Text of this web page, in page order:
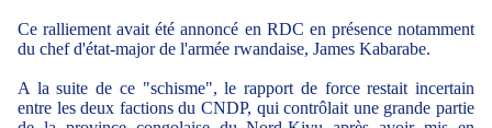
Ce ralliement avait été annoncé en RDC en présence notamment
du chef d'état-major de l'armée rwandaise, James Kabarabe.
A la suite de ce "schisme", le rapport de force restait incertain
entre les deux factions du CNDP, qui contrôlait une grande partie